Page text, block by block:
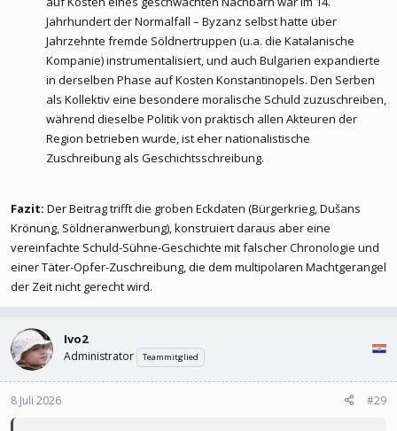
Jahrhundert der Normalfall – Byzanz selbst hatte über
Jahrzehnte fremde Söldnertruppen (u.a. die Katalanische
Kompanie) instrumentalisiert, und auch Bulgarien expandierte
in derselben Phase auf Kosten Konstantinopels. Den Serben
als Kollektiv eine besondere moralische Schuld zuzuschreiben,
während dieselbe Politik von praktisch allen Akteuren der
Region betrieben wurde, ist eher nationalistische
Zuschreibung als Geschichtsschreibung.
Fazit: Der Beitrag trifft die groben Eckdaten (Bürgerkrieg, Dušans
Krönung, Söldneranwerbung), konstruiert daraus aber eine
vereinfachte Schuld-Sühne-Geschichte mit falscher Chronologie und
einer Täter-Opfer-Zuschreibung, die dem multipolaren Machtgerangel
der Zeit nicht gerecht wird.
Ivo2
Administrator Teammitglied
8 Juli 2026 #29